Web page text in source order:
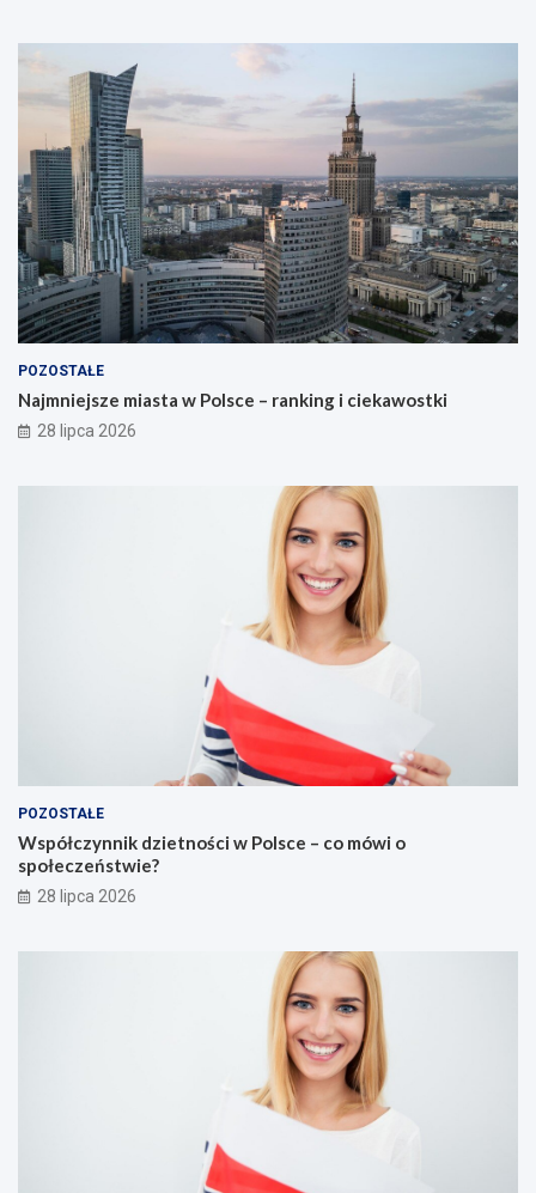
POZOSTAŁE
Najmniejsze miasta w Polsce – ranking i ciekawostki
28 lipca 2026
POZOSTAŁE
Współczynnik dzietności w Polsce – co mówi o
społeczeństwie?
28 lipca 2026